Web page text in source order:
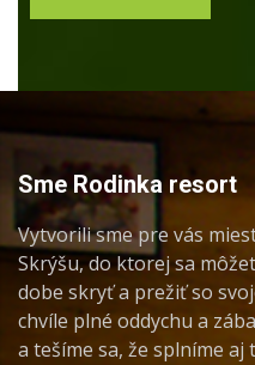
Sme Rodinka resort
Vytvorili sme pre vás
Skrýšu, do ktorej sa
dobe skryť a prežiť so
chvíle plné oddychu a
a tešíme sa, že splníme aj